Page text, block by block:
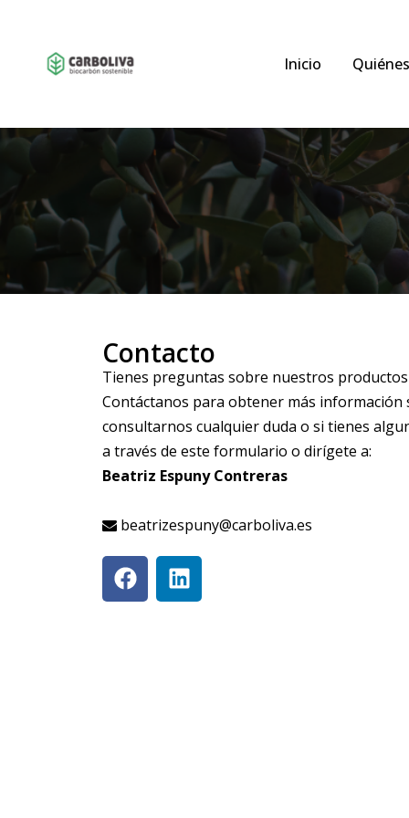
Inicio
Contacto
Tienes preguntas sobre nuestros
Contáctanos para obtener más información
consultarnos cualquier duda o si tienes
a través de este formulario o dirígete a:
Beatriz Espuny Contreras
beatrizespuny@carboliva.es